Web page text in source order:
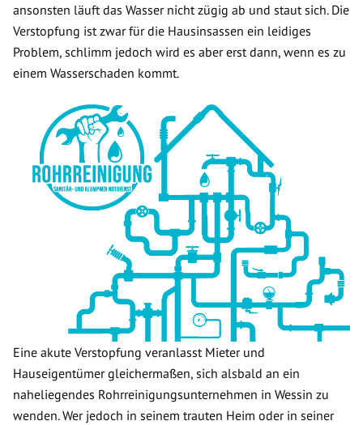
ansonsten läuft das Wasser nicht zügig ab und staut sich. Die
Verstopfung ist zwar für die Hausinsassen ein leidiges
Problem, schlimm jedoch wird es aber erst dann, wenn es zu
einem Wasserschaden kommt.
Eine akute Verstopfung veranlasst Mieter und
Hauseigentümer gleichermaßen, sich alsbald an ein
naheliegendes Rohrreinigungsunternehmen in Wessin zu
wenden. Wer jedoch in seinem trauten Heim oder in seiner